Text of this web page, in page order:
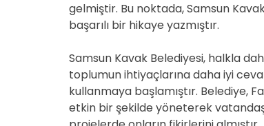
gelmiştir. Bu noktada, Samsun
başarılı bir hikaye yazmıştır.
Samsun Kavak Belediyesi, halkla
toplumun ihtiyaçlarına daha iyi
kullanmaya başlamıştır. Belediye,
etkin bir şekilde yöneterek